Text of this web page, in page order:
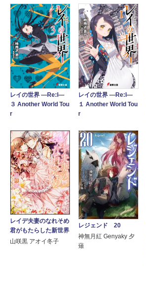
レイの世界 ―Re:I―
３ Another World Tou
r
レイの世界 ―Re:I―
１ Another World Tou
r
レイデ夫妻のなれそめ
君がもたらした新世界
山咲黒 アオイ冬子
レジェンド 20
神無月紅 Genyaky 夕
薙